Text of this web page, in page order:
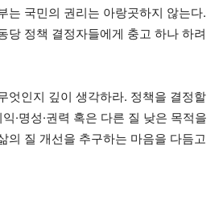
는 국민의 권리는 아랑곳하지 않는다.
당 정책 결정자들에게 충고 하나 하려
엇인지 깊이 생각하라. 정책을 결정할
·명성·권력 혹은 다른 질 낮은 목적을
의 질 개선을 추구하는 마음을 다듬고